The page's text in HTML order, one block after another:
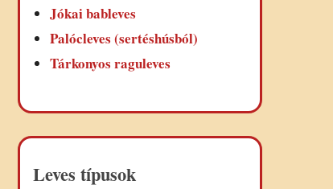
Jókai bableves
Palócleves (sertéshúsból)
Tárkonyos raguleves
Leves típusok